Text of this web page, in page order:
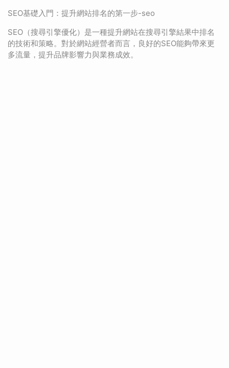
SEO基礎入門：提升網站排名的第一步-seo
SEO（搜尋引擎優化）是一種提升網站在搜尋引擎結果中排名
的技術和策略。對於網站經營者而言，良好的SEO能夠帶來更
多流量，提升品牌影響力與業務成效。